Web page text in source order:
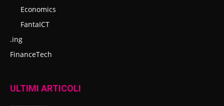
Economics
FantaICT
.ing
FinanceTech
ULTIMI ARTICOLI